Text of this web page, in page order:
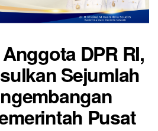
DPR RI,
Sejumlah
Pusat